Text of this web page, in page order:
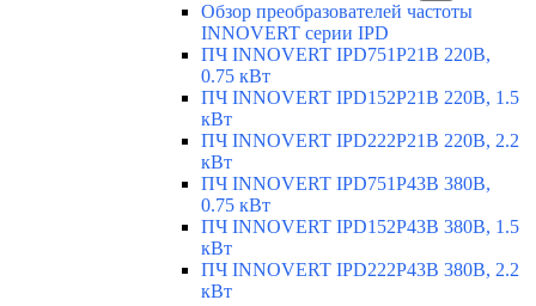
Обзор преобразователей частоты
INNOVERT серии IPD
ПЧ INNOVERT IPD751P21B 220В,
0.75 кВт
ПЧ INNOVERT IPD152P21B 220В, 1.5
кВт
ПЧ INNOVERT IPD222P21B 220В, 2.2
кВт
ПЧ INNOVERT IPD751P43B 380В,
0.75 кВт
ПЧ INNOVERT IPD152P43B 380В, 1.5
кВт
ПЧ INNOVERT IPD222P43B 380В, 2.2
кВт